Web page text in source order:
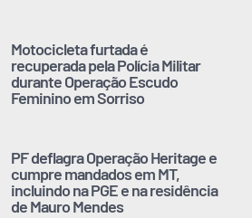
Motocicleta furtada é
recuperada pela Polícia Militar
durante Operação Escudo
Feminino em Sorriso
PF deflagra Operação Heritage e
cumpre mandados em MT,
incluindo na PGE e na residência
de Mauro Mendes